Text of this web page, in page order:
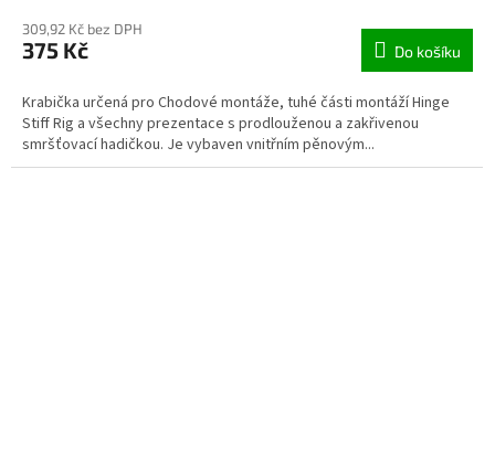
309,92 Kč bez DPH
375 Kč Do košíku
Krabička určená pro Chodové montáže, tuhé části montáží Hinge
Stiff Rig a všechny prezentace s prodlouženou a zakřivenou
smršťovací hadičkou. Je vybaven vnitřním pěnovým...